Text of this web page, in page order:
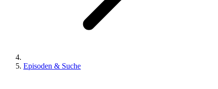
Episoden & Suche